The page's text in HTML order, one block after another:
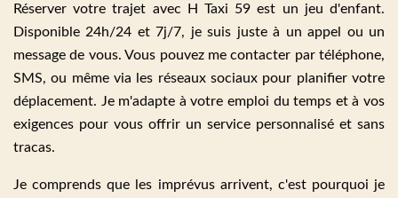
Réserver votre trajet avec H Taxi 59 est un jeu d'enfant.
Disponible 24h/24 et 7j/7, je suis juste à un appel ou un
message de vous. Vous pouvez me contacter par téléphone,
SMS, ou même via les réseaux sociaux pour planifier votre
déplacement. Je m'adapte à votre emploi du temps et à vos
exigences pour vous offrir un service personnalisé et sans
tracas.
Je comprends que les imprévus arrivent, c'est pourquoi je